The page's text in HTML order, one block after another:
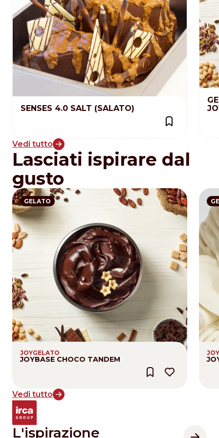
SENSES 4.0 SALT (SALATO)
Vedi tutto
Lasciati ispirare dal
gusto
GELATO
JOYGELATO
JOYBASE CHOCO TANDEM
Vedi tutto
L'ispirazione